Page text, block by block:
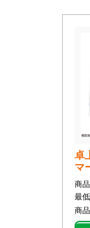
卓
マ
商
最
商